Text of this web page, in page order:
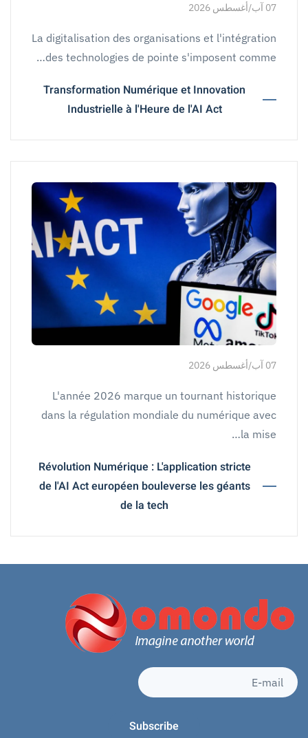
07 آب/أغسطس 2026
La digitalisation des organisations et l'intégration
des technologies de pointe s'imposent comme…
Transformation Numérique et Innovation
Industrielle à l'Heure de l'AI Act
07 آب/أغسطس 2026
L'année 2026 marque un tournant historique
dans la régulation mondiale du numérique avec
la mise…
Révolution Numérique : L'application stricte
de l'AI Act européen bouleverse les géants
de la tech